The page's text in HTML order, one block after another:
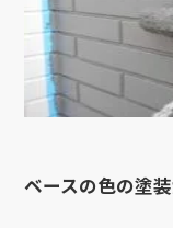
ベースの色の塗